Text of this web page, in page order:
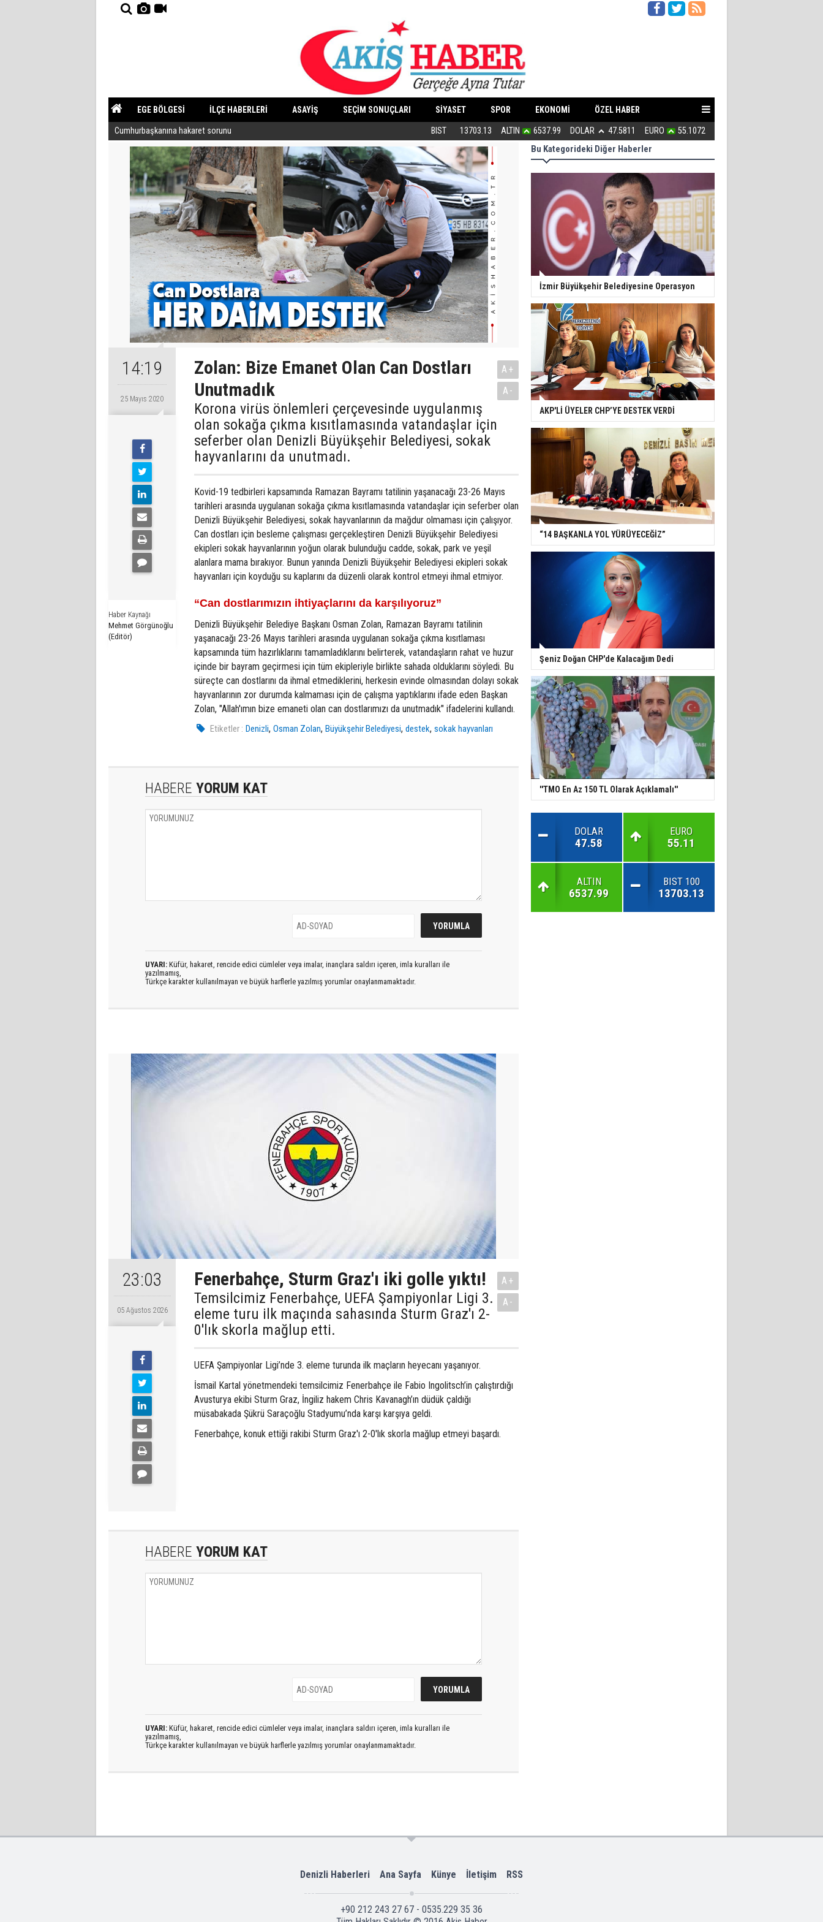
EGE BÖLGESİ İLÇE HABERLERİ ASAYİŞ SEÇİM SONUÇLARI SİYASET SPOR EKONOMİ ÖZEL HABER
YAZARLAR GÜNDEM
Cumhurbaşkanına hakaret sorunu “Cesedimizi çiğnemeden...”
BIST 13703.13 ALTIN 6537.99 DOLAR 47.5811 EURO 55.1072
14:19
25 Mayıs 2020
Haber Kaynağı
Mehmet Görgünoğlu
(Editör)
Zolan: Bize Emanet Olan Can Dostları
Unutmadık
Korona virüs önlemleri çerçevesinde uygulanmış
olan sokağa çıkma kısıtlamasında vatandaşlar için
seferber olan Denizli Büyükşehir Belediyesi, sokak
hayvanlarını da unutmadı.
A+
A-
Kovid-19 tedbirleri kapsamında Ramazan Bayramı tatilinin yaşanacağı 23-26 Mayıs
tarihleri arasında uygulanan sokağa çıkma kısıtlamasında vatandaşlar için seferber olan
Denizli Büyükşehir Belediyesi, sokak hayvanlarının da mağdur olmaması için çalışıyor.
Can dostları için besleme çalışması gerçekleştiren Denizli Büyükşehir Belediyesi
ekipleri sokak hayvanlarının yoğun olarak bulunduğu cadde, sokak, park ve yeşil
alanlara mama bırakıyor. Bunun yanında Denizli Büyükşehir Belediyesi ekipleri sokak
hayvanları için koyduğu su kaplarını da düzenli olarak kontrol etmeyi ihmal etmiyor.
“Can dostlarımızın ihtiyaçlarını da karşılıyoruz”
Denizli Büyükşehir Belediye Başkanı Osman Zolan, Ramazan Bayramı tatilinin
yaşanacağı 23-26 Mayıs tarihleri arasında uygulanan sokağa çıkma kısıtlaması
kapsamında tüm hazırlıklarını tamamladıklarını belirterek, vatandaşların rahat ve huzur
içinde bir bayram geçirmesi için tüm ekipleriyle birlikte sahada olduklarını söyledi. Bu
süreçte can dostlarını da ihmal etmediklerini, herkesin evinde olmasından dolayı sokak
hayvanlarının zor durumda kalmaması için de çalışma yaptıklarını ifade eden Başkan
Zolan, "Allah'ımın bize emaneti olan can dostlarımızı da unutmadık" ifadelerini kullandı.
Etiketler : Denizli,Osman Zolan,Büyükşehir Belediyesi,destek,sokak hayvanları
HABERE YORUM KAT
UYARI: Küfür, hakaret, rencide edici cümleler veya imalar, inançlara saldırı içeren, imla kuralları ile
yazılmamış,
Türkçe karakter kullanılmayan ve büyük harflerle yazılmış yorumlar onaylanmamaktadır.
23:03
05 Ağustos 2026
Fenerbahçe, Sturm Graz'ı iki golle yıktı!
Temsilcimiz Fenerbahçe, UEFA Şampiyonlar Ligi 3.
eleme turu ilk maçında sahasında Sturm Graz'ı 2-
0'lık skorla mağlup etti.
A+
A-
UEFA Şampiyonlar Ligi’nde 3. eleme turunda ilk maçların heyecanı yaşanıyor.
İsmail Kartal yönetmendeki temsilcimiz Fenerbahçe ile Fabio Ingolitsch’in çalıştırdığı
Avusturya ekibi Sturm Graz, İngiliz hakem Chris Kavanagh’ın düdük çaldığı
müsabakada Şükrü Saraçoğlu Stadyumu’nda karşı karşıya geldi.
Fenerbahçe, konuk ettiği rakibi Sturm Graz'ı 2-0'lık skorla mağlup etmeyi başardı.
HABERE YORUM KAT
UYARI: Küfür, hakaret, rencide edici cümleler veya imalar, inançlara saldırı içeren, imla kuralları ile
yazılmamış,
Türkçe karakter kullanılmayan ve büyük harflerle yazılmış yorumlar onaylanmamaktadır.
Bu Kategorideki Diğer Haberler
İzmir Büyükşehir Belediyesine Operasyon
AKP'Lİ ÜYELER CHP’YE DESTEK VERDİ
“14 BAŞKANLA YOL YÜRÜYECEĞİZ”
Şeniz Doğan CHP'de Kalacağım Dedi
''TMO En Az 150 TL Olarak Açıklamalı''
DOLAR
47.58
EURO
55.11
ALTIN
6537.99
BIST 100
13703.13
Denizli Haberleri Ana Sayfa Künye İletişim RSS
+90 212 243 27 67 - 0535.229 35 36